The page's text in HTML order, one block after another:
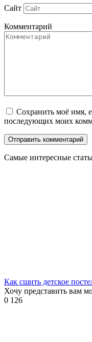
Сайт
Комментарий
Сохранить моё имя,
последующих моих
Самые интересные
Как сшить детское
Хочу представить вам
0 126